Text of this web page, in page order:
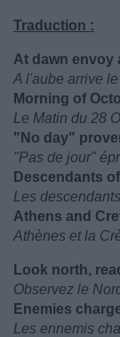
Traduction :
At dawn envoy
A l'aube arrive
Morning of
Le Matin du 28
"No day"
"Pas de jour"
Descendants
Les
Athens and
Athènes et la
Look north,
Observez le
Enemies
Les ennemis